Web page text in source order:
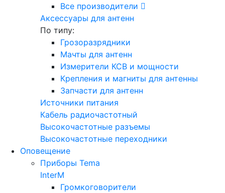
Все производители
Аксессуары для антенн
По типу:
Грозоразрядники
Мачты для антенн
Измерители КСВ и мощности
Крепления и магниты для антенны
Запчасти для антенн
Источники питания
Кабель радиочастотный
Высокочастотные разъемы
Высокочастотные переходники
Оповещение
Приборы Tema
InterM
Громкоговорители